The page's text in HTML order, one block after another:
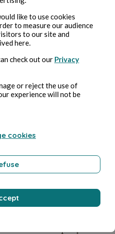
trahir ! rugit-il en se
dans un vacarme,
de démence. Leurs
Chacun frappait, le
de haine.
la scène avec
meurtrière.
faire, ce n’est plus eux…
qui se déroulait
de leurs esprits,
en plus désordonnés
like to use cookies
to measure our audience
to our site and
here.
check out our Privacy
or reject the use of
experience will not be
cookies